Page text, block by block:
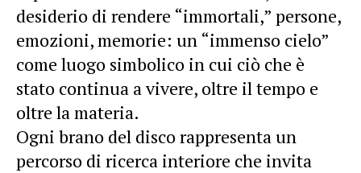
desiderio di rendere “immortali,” persone,
emozioni, memorie: un “immenso cielo”
come luogo simbolico in cui ciò che è
stato continua a vivere, oltre il tempo e
oltre la materia.
Ogni brano del disco rappresenta un
percorso di ricerca interiore che invita